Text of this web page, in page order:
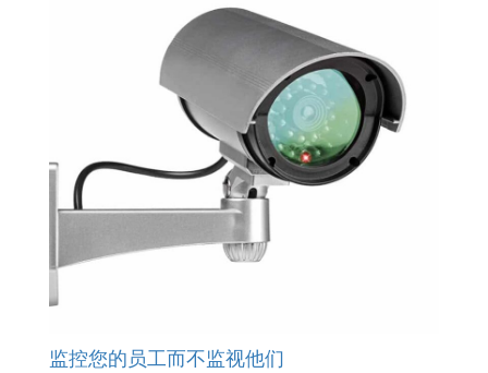
监控您的员工而不监视他们